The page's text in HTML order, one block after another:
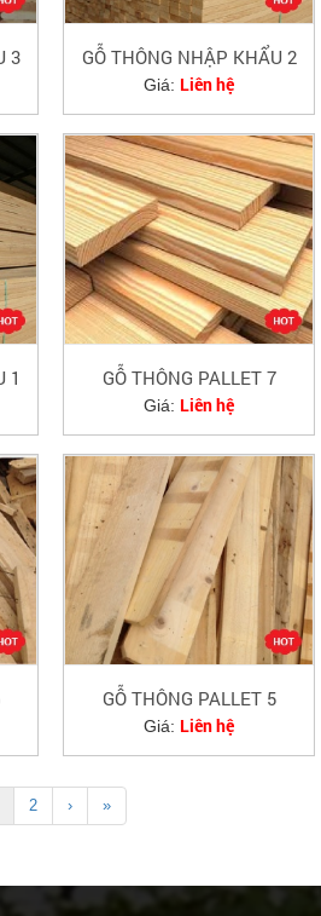
3 GỖ THÔNG NHẬP KHẨU 2
Giá: Liên hệ
1 GỖ THÔNG PALLET 7
Giá: Liên hệ
GỖ THÔNG PALLET 5
Giá: Liên hệ
2 › »